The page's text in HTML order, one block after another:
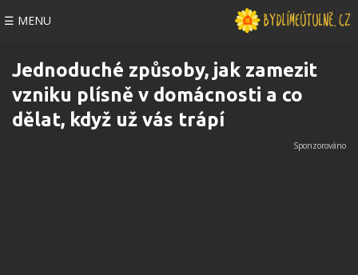
☰ MENU
Jednoduché způsoby, jak zamezit
vzniku plísně v domácnosti a co
dělat, když už vás trápí